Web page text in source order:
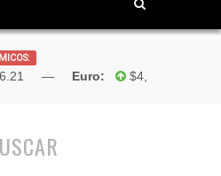
—Euro: $4,181.96 —